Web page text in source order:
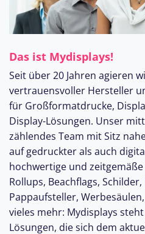
Nähtechniken und
Nähmaschine zu erlernen
Konzentrationsfähigkeit,
herausragenden Stärken
Du hast eine sorgfältige
Arbeitsweise und
stressigen Situationen
Du arbeitest
und legst eine
an den Tag - dabei bist
Teamplayer
Du verfügst über eine
und hohe
Professionelle
Hard- und Software
Selbstständiges
Team
Einen langfristigen,
Perspektive
Stark wachsendes,
Ein kollegiales
Kaffee-Flatrate, Gamer-
und und...
deine Bewerbung!
Das ist Mydisplays!
Seit über 20 Jahren agieren
vertrauensvoller Hersteller
für Großformatdrucke,
Display-Lösungen. Unser
zählendes Team mit Sitz
auf gedruckter als auch
hochwertige und
Rollups, Beachflags,
Pappaufsteller,
vieles mehr: Mydisplays
Lösungen, die sich dem